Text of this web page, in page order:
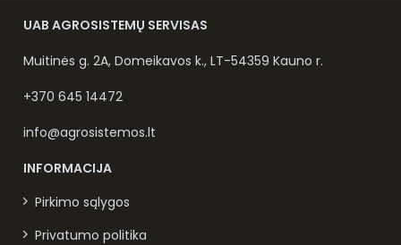
UAB AGROSISTEMŲ SERVISAS
Muitinės g. 2A, Domeikavos k., LT-54359 Kauno r.
+370 645 14472
info@agrosistemos.lt
INFORMACIJA
Pirkimo sąlygos
Privatumo politika